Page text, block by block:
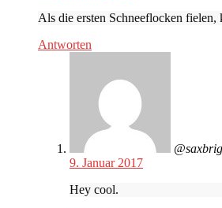
Als die ersten Schneeflocken fielen,
Antworten
@saxbrig
9. Januar 2017
Hey cool.